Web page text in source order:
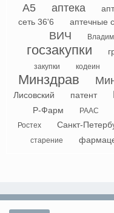
А5
аптека
сеть 36'6
аптечные
ВИЧ
госзакупки
закупки кодеин
Минздрав
Лисовский
патент
Р-Фарм РААС
Ростех Санкт-
старение